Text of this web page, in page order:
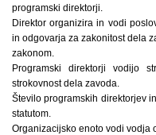
programski direktorji.
Direktor organizira in vodi
in odgovarja za zakonitost dela
zakonom.
Programski direktorji vodijo
strokovnost dela zavoda.
Število programskih direktorjev
statutom.
Organizacijsko enoto vodi vodja